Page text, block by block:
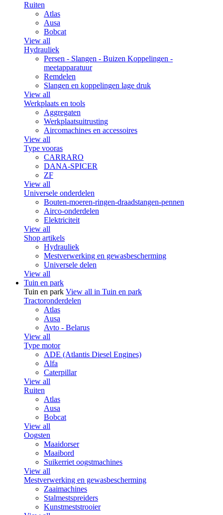
Ruiten
Atlas
Ausa
Bobcat
View all
Hydrauliek
Persen - Slangen - Buizen Koppelingen -
meetapparatuur
Remdelen
Slangen en koppelingen lage druk
View all
Werkplaats en tools
Aggregaten
Werkplaatsuitrusting
Aircomachines en accessoires
View all
Type vooras
CARRARO
DANA-SPICER
ZF
View all
Universele onderdelen
Bouten-moeren-ringen-draadstangen-pennen
Airco-onderdelen
Elektriciteit
View all
Shop artikels
Hydrauliek
Mestverwerking en gewasbescherming
Universele delen
View all
Tuin en park
Tuin en park View all in Tuin en park
Tractoronderdelen
Atlas
Ausa
Avto - Belarus
View all
Type motor
ADE (Atlantis Diesel Engines)
Alfa
Caterpillar
View all
Ruiten
Atlas
Ausa
Bobcat
View all
Oogsten
Maaidorser
Maaibord
Suikerriet oogstmachines
View all
Mestverwerking en gewasbescherming
Zaaimachines
Stalmestspreiders
Kunstmeststrooier